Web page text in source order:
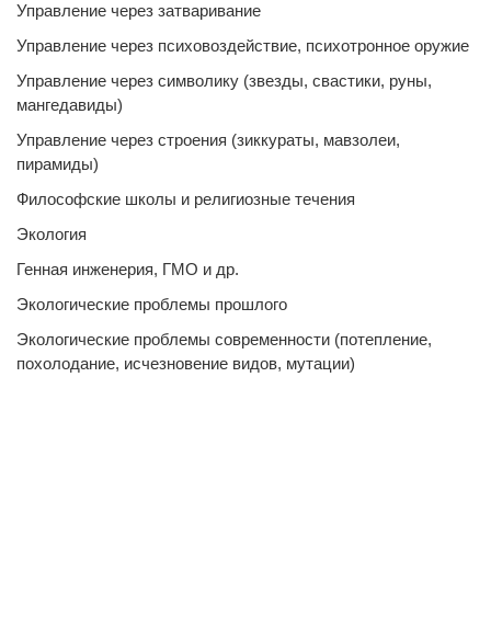
Управление через затваривание
Управление через психовоздействие, психотронное оружие
Управление через символику (звезды, свастики, руны,
мангедавиды)
Управление через строения (зиккураты, мавзолеи,
пирамиды)
Философские школы и религиозные течения
Экология
Генная инженерия, ГМО и др.
Экологические проблемы прошлого
Экологические проблемы современности (потепление,
похолодание, исчезновение видов, мутации)